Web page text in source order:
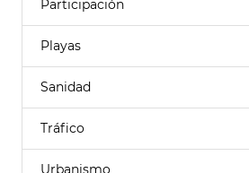
Participación
Playas
Sanidad
Tráfico
Urbanismo